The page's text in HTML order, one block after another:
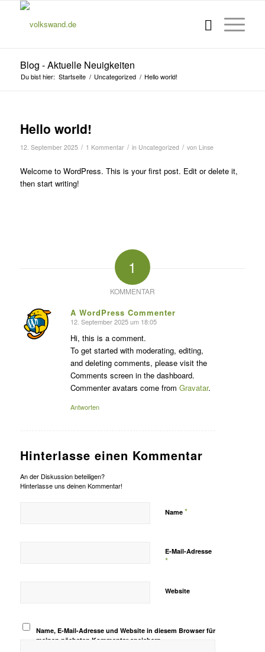
Blog - Aktuelle Neuigkeiten
Du bist hier: Startseite / Uncategorized / Hello world!
Hello world!
12. September 2025 / 1 Kommentar / in Uncategorized / von Linse
Welcome to WordPress. This is your first post. Edit or delete it,
then start writing!
1
KOMMENTAR
A WordPress Commenter
sagte:
12. September 2025 um 18:05
Hi, this is a comment.
To get started with moderating, editing,
and deleting comments, please visit the
Comments screen in the dashboard.
Commenter avatars come from Gravatar.
Antworten
Hinterlasse einen Kommentar
An der Diskussion beteiligen?
Hinterlasse uns deinen Kommentar!
Name *
E-Mail-Adresse
*
Website
Name, E-Mail-Adresse und Website in diesem Browser für
meinen nächsten Kommentar speichern.